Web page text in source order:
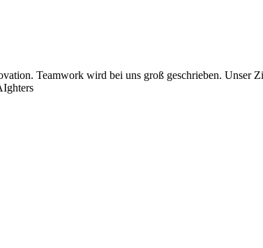
Teamwork wird bei uns groß geschrieben. Unser